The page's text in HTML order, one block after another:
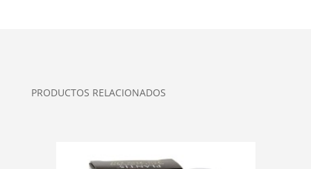
PRODUCTOS RELACIONADOS